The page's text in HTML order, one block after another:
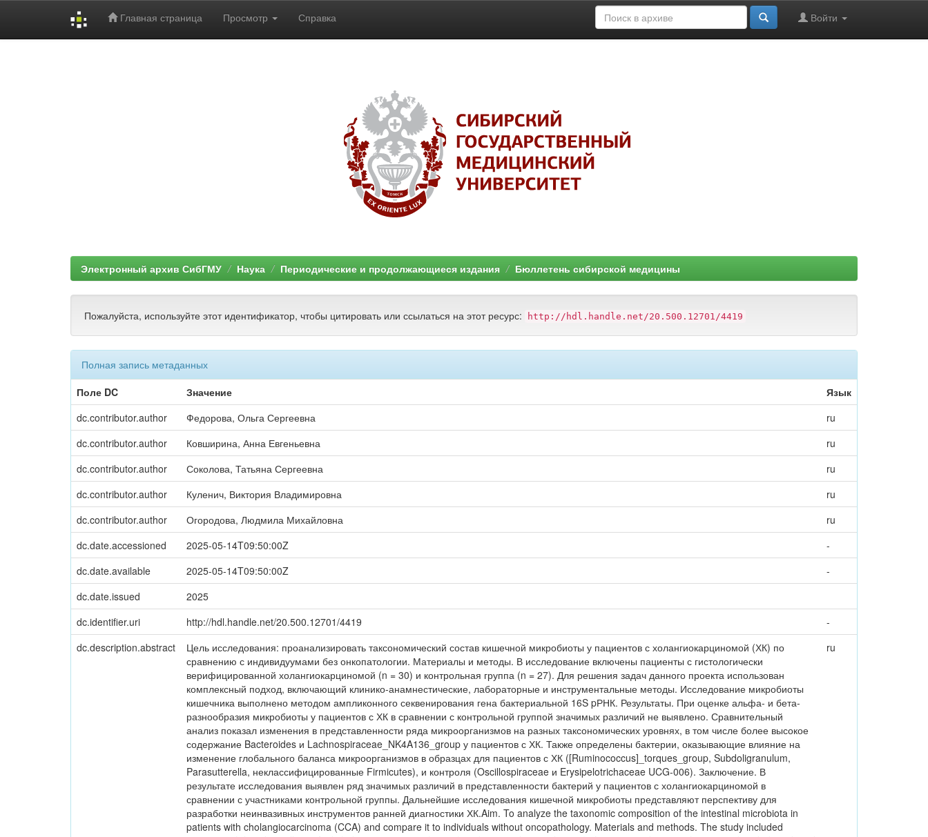
Главная страница Просмотр Справка Войти
Электронный архив СибГМУ Наука Периодические и продолжающиеся издания Бюллетень сибирской медицины
Пожалуйста, используйте этот идентификатор, чтобы цитировать или ссылаться на этот ресурс: http://hdl.handle.net/20.500.12701/4419
Полная запись метаданных
Поле DC
Значение
Язык
dc.contributor.author
Федорова, Ольга Сергеевна
ru
dc.contributor.author
Ковширина, Анна Евгеньевна
ru
dc.contributor.author
Соколова, Татьяна Сергеевна
ru
dc.contributor.author
Куленич, Виктория Владимировна
ru
dc.contributor.author
Огородова, Людмила Михайловна
ru
dc.date.accessioned
2025-05-14T09:50:00Z
-
dc.date.available
2025-05-14T09:50:00Z
-
dc.date.issued
2025
dc.identifier.uri
http://hdl.handle.net/20.500.12701/4419
-
dc.description.abstract
Цель исследования: проанализировать таксономический состав кишечной микробиоты у пациентов с холангиокарциномой (ХК) по
сравнению с индивидуумами без онкопатологии. Материалы и методы. В исследование включены пациенты с гистологически
верифицированной холангиокарциномой (n = 30) и контрольная группа (n = 27). Для решения задач данного проекта использован
комплексный подход, включающий клинико-анамнестические, лабораторные и инструментальные методы. Исследование микробиоты
кишечника выполнено методом ампликонного секвенирования гена бактериальной 16S pРНК. Результаты. При оценке альфа- и бета-
разнообразия микробиоты у пациентов с ХК в сравнении с контрольной группой значимых различий не выявлено. Сравнительный
анализ показал изменения в представленности ряда микроорганизмов на разных таксономических уровнях, в том числе более высокое
содержание Bacteroides и Lachnospiraceae_NK4A136_group у пациентов с ХК. Также определены бактерии, оказывающие влияние на
изменение глобального баланса микроорганизмов в образцах для пациентов с ХК ([Ruminococcus]_torques_group, Subdoligranulum,
Parasutterella, неклассифицированные Firmicutes), и контроля (Oscillospiraceae и Erysipelotrichaceae UCG-006). Заключение. В
результате исследования выявлен ряд значимых различий в представленности бактерий у пациентов с холангиокарциномой в
сравнении с участниками контрольной группы. Дальнейшие исследования кишечной микробиоты представляют перспективу для
разработки неинвазивных инструментов ранней диагностики ХК.Aim. To analyze the taxonomic composition of the intestinal microbiota in
patients with cholangiocarcinoma (CCA) and compare it to individuals without oncopathology. Materials and methods. The study included
ru